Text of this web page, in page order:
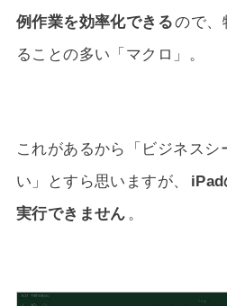
例作業を効率化できるので、
ることの多い「マクロ」。
これがあるから「ビジネス
い」とすら思いますが、
実行できません 。